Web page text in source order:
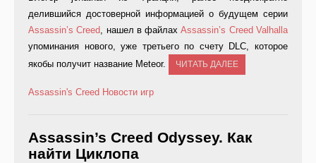
делившийся достоверной информацией о будущем серии
Assassin’s Creed, нашел в файлахAssassin’s Creed Valhalla
упоминания нового, уже третьего по счету DLC, которое
якобы получит название Meteor.
ЧИТАТЬ ДАЛЕЕ
Assassin's Creed Новости игр
Assassin’s Creed Odyssey. Как
найти Циклопа